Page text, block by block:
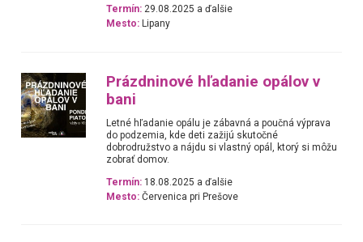
Termín: 29.08.2025 a ďalšie
Mesto: Lipany
Prázdninové hľadanie opálov v
bani
Letné hľadanie opálu je zábavná a poučná výprava
do podzemia, kde deti zažijú skutočné
dobrodružstvo a nájdu si vlastný opál, ktorý si môžu
zobrať domov.
Termín: 18.08.2025 a ďalšie
Mesto: Červenica pri Prešove